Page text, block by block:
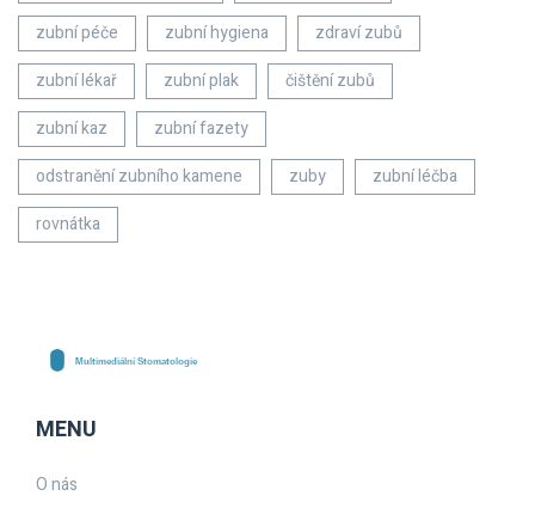
zubní péče
zubní hygiena
zdraví zubů
zubní lékař
zubní plak
čištění zubů
zubní kaz
zubní fazety
odstranění zubního kamene
zuby
zubní léčba
rovnátka
MENU
O nás